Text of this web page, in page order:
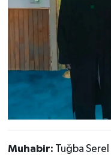
Muhabir: Tuğba Serel